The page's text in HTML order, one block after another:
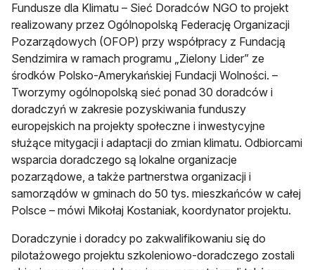
Fundusze dla Klimatu – Sieć Doradców NGO to projekt
realizowany przez Ogólnopolską Federację Organizacji
Pozarządowych (OFOP) przy współpracy z Fundacją
Sendzimira w ramach programu „Zielony Lider” ze
środków Polsko-Amerykańskiej Fundacji Wolności. –
Tworzymy ogólnopolską sieć ponad 30 doradców i
doradczyń w zakresie pozyskiwania funduszy
europejskich na projekty społeczne i inwestycyjne
służące mitygacji i adaptacji do zmian klimatu. Odbiorcami
wsparcia doradczego są lokalne organizacje
pozarządowe, a także partnerstwa organizacji i
samorządów w gminach do 50 tys. mieszkańców w całej
Polsce – mówi Mikołaj Kostaniak, koordynator projektu.
Doradczynie i doradcy po zakwalifikowaniu się do
pilotażowego projektu szkoleniowo-doradczego zostali